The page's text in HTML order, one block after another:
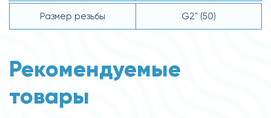
Размер резьбы G2" (50)
Рекомендуемые
товары